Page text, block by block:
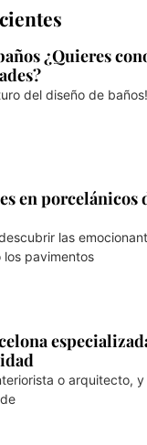
¿Quieres
del diseño de
en porcelánicos
las
pavimentos
o arquitecto,